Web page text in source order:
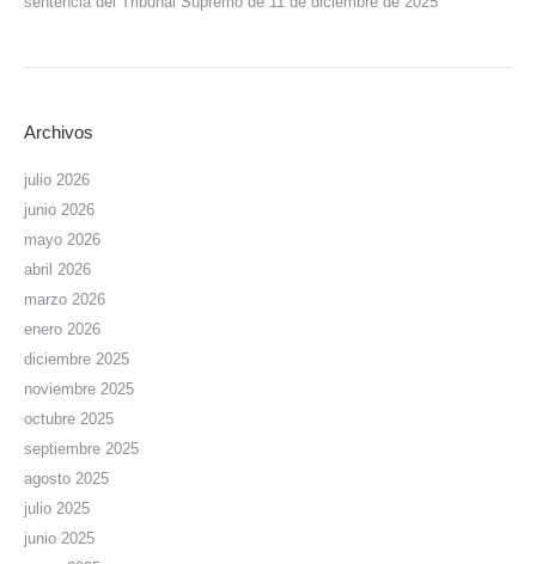
Archivos
julio 2026
junio 2026
mayo 2026
abril 2026
marzo 2026
enero 2026
diciembre 2025
noviembre 2025
octubre 2025
septiembre 2025
agosto 2025
julio 2025
junio 2025